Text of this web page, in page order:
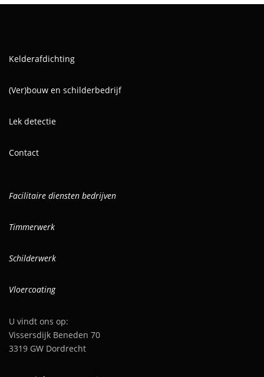
Kelderafdichting
(Ver)bouw en schilderbedrijf
Lek detectie
Contact
Facilitaire diensten bedrijven
Timmerwerk
Schilderwerk
Vloercoating
U vindt ons op:
Vissersdijk Beneden 70
3319 GW Dordrecht